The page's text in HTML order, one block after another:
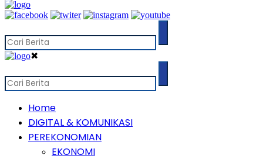
✖
Home
DIGITAL & KOMUNIKASI
PEREKONOMIAN
EKONOMI